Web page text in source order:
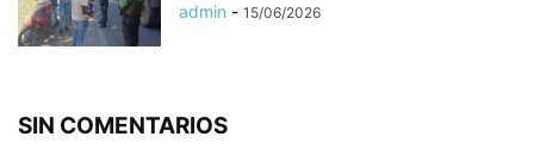
admin - 15/06/2026
SIN COMENTARIOS